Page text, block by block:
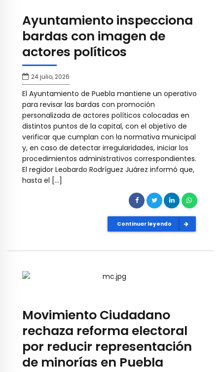
Ayuntamiento inspecciona
bardas con imagen de
actores políticos
24 julio, 2026
El Ayuntamiento de Puebla mantiene un operativo
para revisar las bardas con promoción
personalizada de actores políticos colocadas en
distintos puntos de la capital, con el objetivo de
verificar que cumplan con la normativa municipal
y, en caso de detectar irregularidades, iniciar los
procedimientos administrativos correspondientes.
El regidor Leobardo Rodríguez Juárez informó que,
hasta el […]
Continuar leyendo
Movimiento Ciudadano
rechaza reforma electoral
por reducir representación
de minorías en Puebla